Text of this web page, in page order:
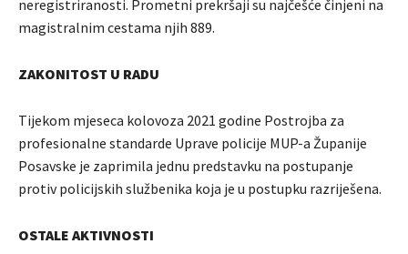
neregistriranosti. Prometni prekršaji su najčešće činjeni na
magistralnim cestama njih 889.
ZAKONITOST U RADU
Tijekom mjeseca kolovoza 2021 godine Postrojba za
profesionalne standarde Uprave policije MUP-a Županije
Posavske je zaprimila jednu predstavku na postupanje
protiv policijskih službenika koja je u postupku razriješena.
OSTALE AKTIVNOSTI